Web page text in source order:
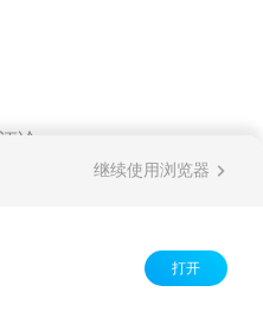
论
继续使用浏览器
打开